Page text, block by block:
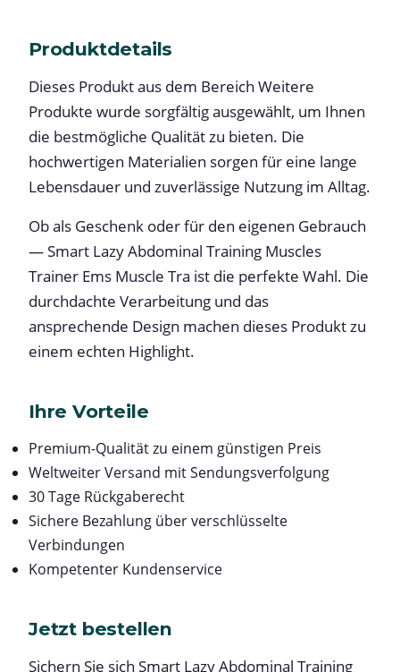
Produktdetails
Dieses Produkt aus dem Bereich Weitere
Produkte wurde sorgfältig ausgewählt, um Ihnen
die bestmögliche Qualität zu bieten. Die
hochwertigen Materialien sorgen für eine lange
Lebensdauer und zuverlässige Nutzung im Alltag.
Ob als Geschenk oder für den eigenen Gebrauch
— Smart Lazy Abdominal Training Muscles
Trainer Ems Muscle Tra ist die perfekte Wahl. Die
durchdachte Verarbeitung und das
ansprechende Design machen dieses Produkt zu
einem echten Highlight.
Ihre Vorteile
Premium-Qualität zu einem günstigen Preis
Weltweiter Versand mit Sendungsverfolgung
30 Tage Rückgaberecht
Sichere Bezahlung über verschlüsselte
Verbindungen
Kompetenter Kundenservice
Jetzt bestellen
Sichern Sie sich Smart Lazy Abdominal Training